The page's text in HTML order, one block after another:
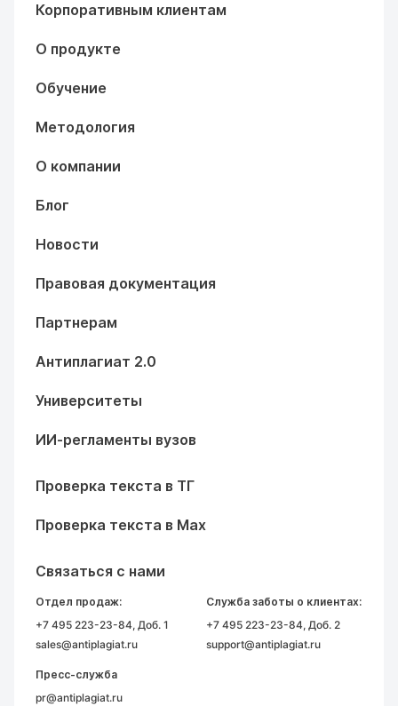
Корпоративным клиентам
О продукте
Обучение
Методология
О компании
Блог
Новости
Правовая документация
Партнерам
Антиплагиат 2.0
Университеты
ИИ-регламенты вузов
Проверка текста в ТГ
Проверка текста в Max
Связаться с нами
Отдел продаж:
+7 495 223-23-84, Доб. 1
sales@antiplagiat.ru
Служба заботы о клиентах:
+7 495 223-23-84, Доб. 2
support@antiplagiat.ru
Пресс-служба
pr@antiplagiat.ru